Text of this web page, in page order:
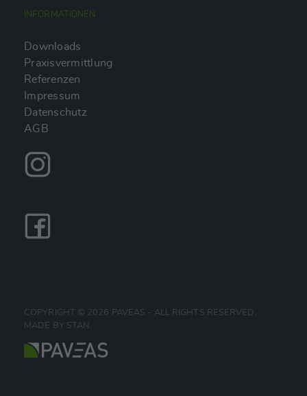
INFORMATIONEN
Downloads
Praxisvermittlung
Referenzen
Impressum
Datenschutz
AGB
COPYRIGHT © 2026 PAVEAS - ALL RIGHTS RESERVED.
MADE BY STAN.